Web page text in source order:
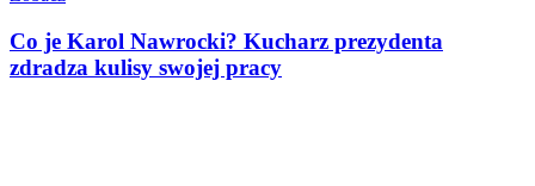
Co je Karol Nawrocki? Kucharz prezydenta
zdradza kulisy swojej pracy